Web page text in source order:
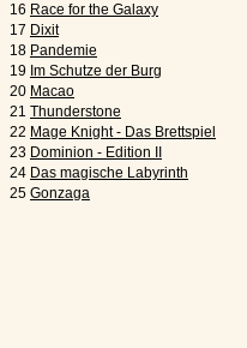
16 Race for the Galaxy
17 Dixit
18 Pandemie
19 Im Schutze der Burg
20 Macao
21 Thunderstone
22 Mage Knight - Das Brettspiel
23 Dominion - Edition II
24 Das magische Labyrinth
25 Gonzaga